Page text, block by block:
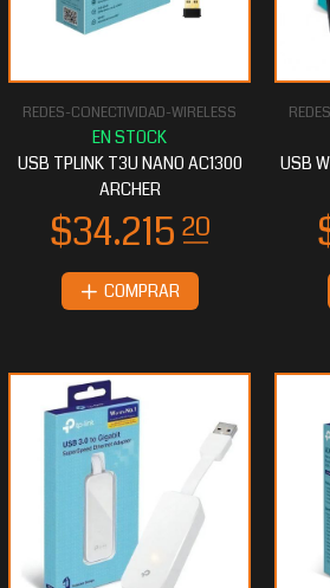
REDES-CONECTIVIDAD-WIRELESS
USB TPLINK T3U NANO AC1300
ARCHER
COMPRAR
USB